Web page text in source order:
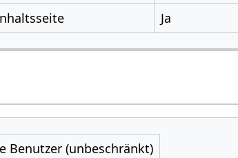
Ja
Benutzer (unbeschränkt)